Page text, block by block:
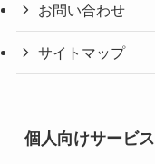
お問い合わせ
サイトマップ
個人向けサービス